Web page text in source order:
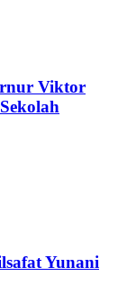
Viktor
Yunani